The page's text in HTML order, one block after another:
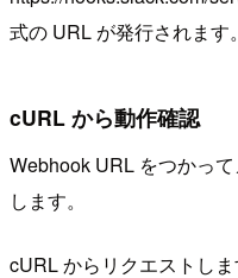
式の URL が発行されます。
cURL から動作確認
Webhook URL をつかっ
します。
cURL からリクエストしま